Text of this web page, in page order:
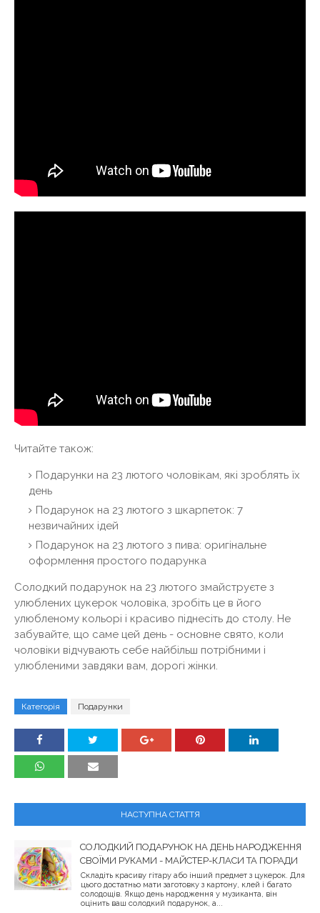
Читайте також:
Подарунки на 23 лютого чоловікам, які зроблять їх
день
Подарунок на 23 лютого з шкарпеток: 7
незвичайних ідей
Подарунок на 23 лютого з пива: оригінальне
оформлення простого подарунка
Солодкий подарунок на 23 лютого змайструєте з
улюблених цукерок чоловіка, зробіть це в його
улюбленому кольорі і красиво піднесіть до столу. Не
забувайте, що саме цей день - основне свято, коли
чоловіки відчувають себе найбільш потрібними і
улюбленими завдяки вам, дорогі жінки.
Категорія Подарунки
НАСТУПНА СТАТТЯ
СОЛОДКИЙ ПОДАРУНОК НА ДЕНЬ НАРОДЖЕННЯ
СВОЇМИ РУКАМИ - МАЙСТЕР-КЛАСИ ТА ПОРАДИ
Складіть красиву гітару або інший предмет з цукерок. Для
цього достатньо мати заготовку з картону, клей і багато
солодощів. Якщо день народження у музиканта, він
оцінить ваш солодкий подарунок, а...